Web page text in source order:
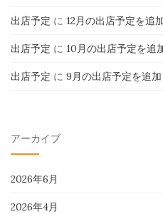
出店予定 に 12月の出店予定を追
出店予定 に 10月の出店予定を追
出店予定 に 9月の出店予定を追
アーカイブ
2026年6月
2026年4月